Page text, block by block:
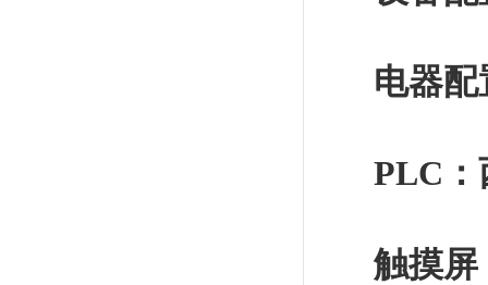
电器
PLC：
触摸屏